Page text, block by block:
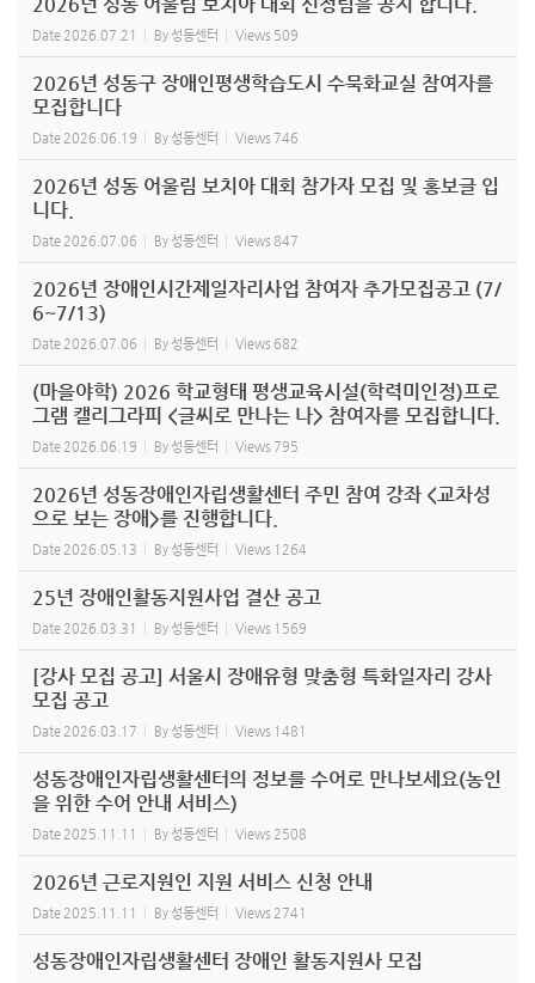
Date 2026.07.21 By성동센터 Views 509
2026년 성동구 장애인평생학습도시 수묵화교실 참여자를
모집합니다
Date 2026.06.19 By성동센터 Views 746
2026년 성동 어울림 보치아 대회 참가자 모집 및 홍보글 입
니다.
Date 2026.07.06 By성동센터 Views 847
2026년 장애인시간제일자리사업 참여자 추가모집공고 (7/
6~7/13)
Date 2026.07.06 By성동센터 Views 682
(마을야학) 2026 학교형태 평생교육시설(학력미인정)프로
그램 캘리그라피 <글씨로 만나는 나> 참여자를 모집합니다.
Date 2026.06.19 By성동센터 Views 795
2026년 성동장애인자립생활센터 주민 참여 강좌 <교차성
으로 보는 장애>를 진행합니다.
Date 2026.05.13 By성동센터 Views 1264
25년 장애인활동지원사업 결산 공고
Date 2026.03.31 By성동센터 Views 1569
[강사 모집 공고] 서울시 장애유형 맞춤형 특화일자리 강사
모집 공고
Date 2026.03.17 By성동센터 Views 1481
성동장애인자립생활센터의 정보를 수어로 만나보세요(농인
을 위한 수어 안내 서비스)
Date 2025.11.11 By성동센터 Views 2508
2026년 근로지원인 지원 서비스 신청 안내
Date 2025.11.11 By성동센터 Views 2741
성동장애인자립생활센터 장애인 활동지원사 모집